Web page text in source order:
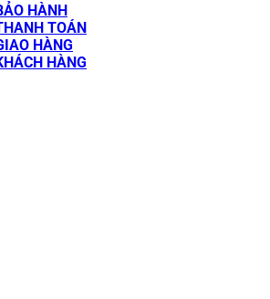
HÀNH
TOÁN
HÀNG
HÀNG